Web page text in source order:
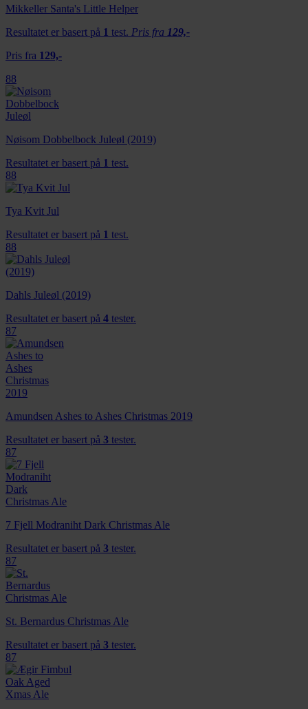
dessuten informasjon om hvordan du bruker nettstedet
annonsering og analysearbeid, som kan kombinere den
med annen informasjon du har gjort tilgjengelig for dem,
tjenestene deres.
Mikkeller Santa's Little Helper
Resultatet er basert på 1 test. Pris fra 129,-
Pris fra 129,-
88
Nøisom Dobbelbock Juleøl (2019)
Resultatet er basert på 1 test.
88
Tya Kvit Jul
Resultatet er basert på 1 test.
88
Dahls Juleøl (2019)
Resultatet er basert på 4 tester.
87
Amundsen Ashes to Ashes Christmas 2019
Resultatet er basert på 3 tester.
87
7 Fjell Modraniht Dark Christmas Ale
Resultatet er basert på 3 tester.
87
St. Bernardus Christmas Ale
Resultatet er basert på 3 tester.
87